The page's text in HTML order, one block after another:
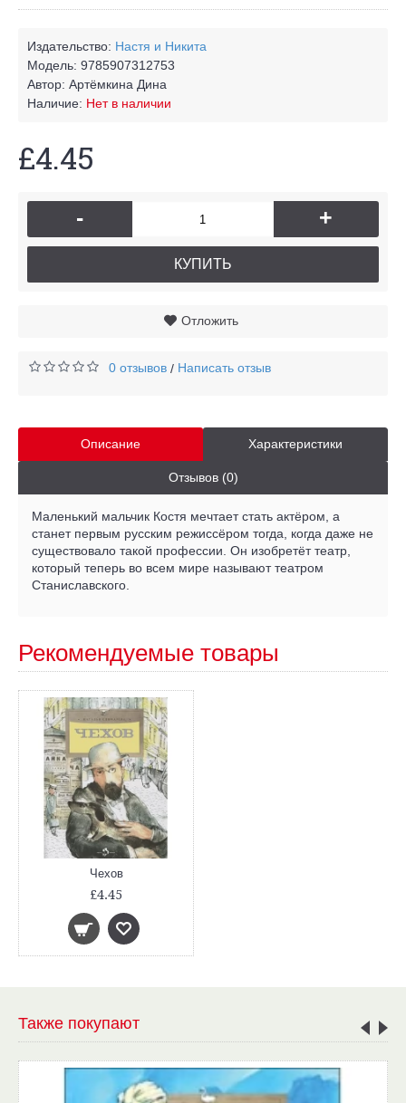
Издательство: Настя и Никита
Модель: 9785907312753
Автор: Артёмкина Дина
Наличие: Нет в наличии
£4.45
- +
КУПИТЬ
Отложить
0 отзывов / Написать отзыв
Описание Характеристики
Отзывов (0)
Маленький мальчик Костя мечтает стать актёром, а
станет первым русским режиссёром тогда, когда даже не
существовало такой профессии. Он изобре­тёт театр,
который теперь во всем мире называют те­атром
Станиславского.
Рекомендуемые товары
Чехов
£4.45
Также покупают